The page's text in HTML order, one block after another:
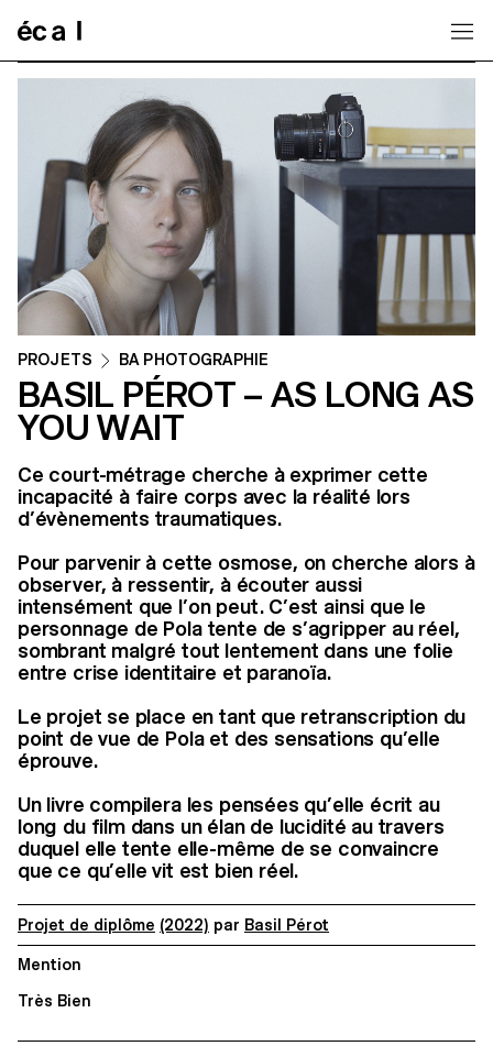
PROJETS BA PHOTOGRAPHIE
BASIL PÉROT – AS LONG AS
YOU WAIT
Ce court-métrage cherche à exprimer cette
incapacité à faire corps avec la réalité lors
d’évènements traumatiques.
Pour parvenir à cette osmose, on cherche alors à
observer, à ressentir, à écouter aussi
intensément que l’on peut. C’est ainsi que le
personnage de Pola tente de s’agripper au réel,
sombrant malgré tout lentement dans une folie
entre crise identitaire et paranoïa.
Le projet se place en tant que retranscription du
point de vue de Pola et des sensations qu’elle
éprouve.
Un livre compilera les pensées qu’elle écrit au
long du film dans un élan de lucidité au travers
duquel elle tente elle-même de se convaincre
que ce qu’elle vit est bien réel.
Projet de diplôme (2022) par Basil Pérot
Mention
Très Bien